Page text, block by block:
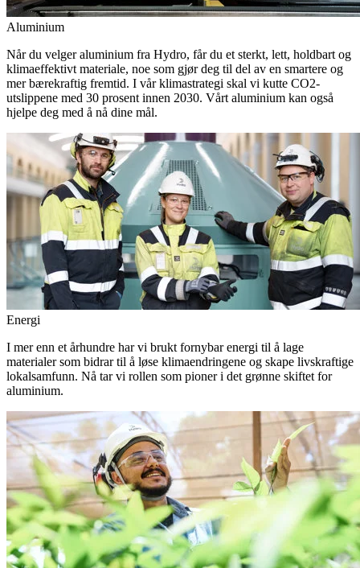
Aluminium
Når du velger aluminium fra Hydro, får du et sterkt, lett, holdbart og
klimaeffektivt materiale, noe som gjør deg til del av en smartere og
mer bærekraftig fremtid. I vår klimastrategi skal vi kutte CO2-
utslippene med 30 prosent innen 2030. Vårt aluminium kan også
hjelpe deg med å nå dine mål.
Energi
I mer enn et århundre har vi brukt fornybar energi til å lage
materialer som bidrar til å løse klimaendringene og skape livskraftige
lokalsamfunn. Nå tar vi rollen som pioner i det grønne skiftet for
aluminium.